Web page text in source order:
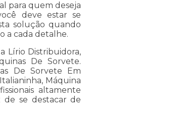
para quem deseja
deve estar se
solução quando
a cada detalhe.
Lírio Distribuidora,
De Sorvete.
De Sorvete Em
Máquina
altamente
de se destacar de